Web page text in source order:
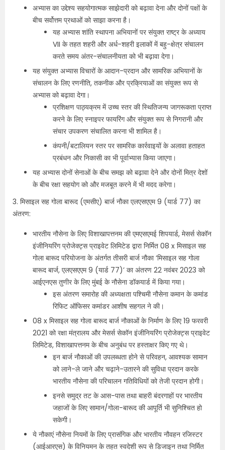
अभ्यास का उद्देश्य सहयोगात्मक साझेदारी को बढ़ावा देना और दोनों पक्षों के
बीच सर्वोत्तम प्रथाओं को साझा करना है।
यह अभ्यास शांति स्थापना अभियानों पर संयुक्त राष्ट्र के अध्याय
VII के तहत शहरी और अर्ध-शहरी इलाकों में बहु-क्षेत्र संचालन
करते समय अंतर-संचालनीयता को भी बढ़ावा देगा।
यह संयुक्त अभ्यास विचारों के आदान-प्रदान और सामरिक अभियानों के
संचालन के लिए रणनीति, तकनीक और प्रक्रियाओं का संयुक्त रूप से
अभ्यास को बढ़ावा देगा।
प्रशिक्षण पाठ्यक्रम में उच्च स्तर की स्थितिजन्य जागरूकता प्राप्त
करने के लिए स्नाइपर फायरिंग और संयुक्त रूप से निगरानी और
संचार उपकरण संचालित करना भी शामिल है।
कंपनी/बटालियन स्तर पर सामरिक कार्रवाइयों के अलावा हताहत
प्रबंधन और निकासी का भी पूर्वाभ्यास किया जाएगा।
यह अभ्यास दोनों सेनाओं के बीच समझ को बढ़ावा देने और दोनों मित्र देशों
के बीच रक्षा सहयोग को और मजबूत करने में भी मदद करेगा।
3. मिसाइल सह गोला बारूद (एमसीए) बार्ज नौका एलएसएएम 9 (यार्ड 77) का
अंतरण:
भारतीय नौसेना के लिए विशाखापत्तनम की एमएसएमई शिपयार्ड, मेसर्स सेकॉन
इंजीनियरिंग प्रोजेक्ट्स प्राइवेट लिमिटेड द्वारा निर्मित 08 x मिसाइल सह
गोला बारूद परियोजना के अंतर्गत तीसरी बार्ज नौका ‘मिसाइल सह गोला
बारूद बार्ज, एलएसएएम 9 (यार्ड 77)’ का अंतरण 22 नवंबर 2023 को
आईएनएस तुणीर के लिए मुंबई के नौसेना डॉकयार्ड में किया गया।
इस अंतरण समारोह की अध्यक्षता पश्चिमी नौसेना कमान के कमांड
रिफिट ऑफिसर कमांडर आशीष सहगल ने की।
08 x मिसाइल सह गोला बारूद बार्ज नौकाओं के निर्माण के लिए 19 फरवरी
2021 को रक्षा मंत्रालय और मेसर्स सेकॉन इंजीनियरिंग प्रोजेक्ट्स प्राइवेट
लिमिटेड, विशाखापत्तनम के बीच अनुबंध पर हस्ताक्षर किए गए थे।
इन बार्ज नौकाओं की उपलब्धता होने से परिवहन, आवश्यक सामान
को लाने-ले जाने और चढ़ाने-उतारने की सुविधा प्रदान करके
भारतीय नौसेना की परिचालन गतिविधियों को तेजी प्रदान होगी।
इनसे समुद्र तट के आस-पास तथा बाहरी बंदरगाहों पर भारतीय
जहाजों के लिए सामान/गोला-बारूद की आपूर्ति भी सुनिश्चित हो
सकेगी।
ये नौकाएं नौसेना नियमों के लिए प्रासंगिक और भारतीय नौवहन रजिस्टर
(आईआरएस) के विनियमन के तहत स्वदेशी रूप से डिजाइन तथा निर्मित